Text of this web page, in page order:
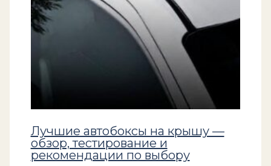
Лучшие автобоксы на крышу —
обзор, тестирование и
рекомендации по выбору